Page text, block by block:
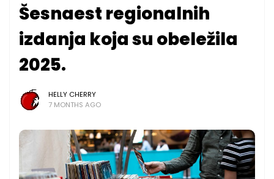
Šesnaest regionalnih
izdanja koja su obeležila
2025.
HELLY CHERRY
7 MONTHS AGO